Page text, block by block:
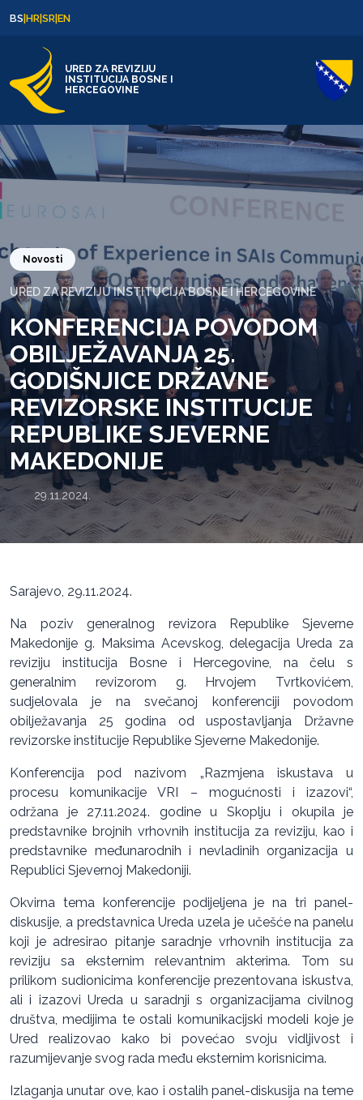
BS|HR|SR|EN
URED ZA REVIZIJU
INSTITUCIJA BOSNE I
HERCEGOVINE
Novosti
URED ZA REVIZIJU INSTITUCIJA BOSNE I HERCEGOVINE
KONFERENCIJA POVODOM
OBILJEŽAVANJA 25.
GODIŠNJICE DRŽAVNE
REVIZORSKE INSTITUCIJE
REPUBLIKE SJEVERNE
MAKEDONIJE
29.11.2024.
Sarajevo, 29.11.2024.
Na poziv generalnog revizora Republike Sjeverne
Makedonije g. Maksima Acevskog, delegacija Ureda za
reviziju institucija Bosne i Hercegovine, na čelu s
generalnim revizorom g. Hrvojem Tvrtkovićem,
sudjelovala je na svečanoj konferenciji povodom
obilježavanja 25 godina od uspostavljanja Državne
revizorske institucije Republike Sjeverne Makedonije.
Konferencija pod nazivom „Razmjena iskustava u
procesu komunikacije VRI – mogućnosti i izazovi“,
održana je 27.11.2024. godine u Skoplju i okupila je
predstavnike brojnih vrhovnih institucija za reviziju, kao i
predstavnike međunarodnih i nevladinih organizacija u
Republici Sjevernoj Makedoniji.
Okvirna tema konferencije podijeljena je na tri panel-
diskusije, a predstavnica Ureda uzela je učešće na panelu
koji je adresirao pitanje saradnje vrhovnih institucija za
reviziju sa eksternim relevantnim akterima. Tom su
prilikom sudionicima konferencije prezentovana iskustva,
ali i izazovi Ureda u saradnji s organizacijama civilnog
društva, medijima te ostali komunikacijski modeli koje je
Ured realizovao kako bi povećao svoju vidljivost i
razumijevanje svog rada među eksternim korisnicima.
Izlaganja unutar ove, kao i ostalih panel-diskusija na teme